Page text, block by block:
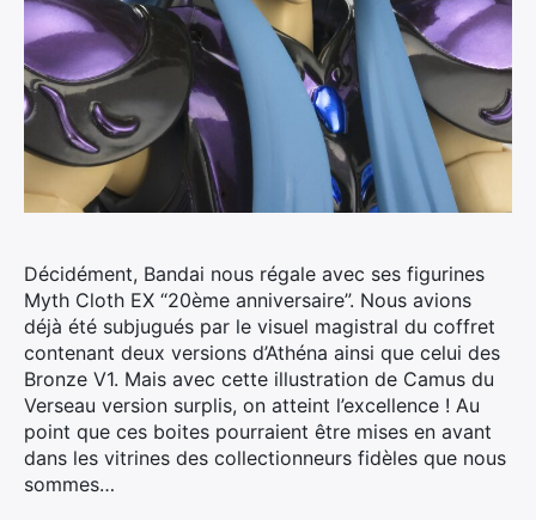
Décidément, Bandai nous régale avec ses figurines
Myth Cloth EX “20ème anniversaire”. Nous avions
déjà été subjugués par le visuel magistral du coffret
contenant deux versions d’Athéna ainsi que celui des
Bronze V1. Mais avec cette illustration de Camus du
Verseau version surplis, on atteint l’excellence ! Au
point que ces boites pourraient être mises en avant
dans les vitrines des collectionneurs fidèles que nous
sommes…